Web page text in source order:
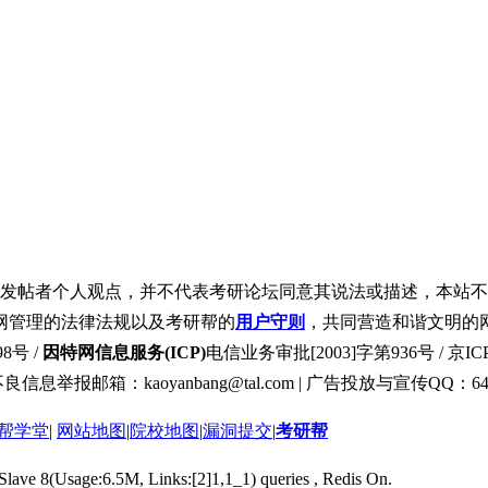
帖者个人观点，并不代表考研论坛同意其说法或描述，本站
管理的法律法规以及考研帮的用户守则 ，共同营造和谐文明的
号 / 因特网信息服务(ICP)电信业务审批[2003]字第936号 / 京
信息举报邮箱：kaoyanbang@tal.com | 广告投放与宣传QQ：
学堂| 网站地图|院校地图|漏洞提交|考研帮
8(Usage:6.5M, Links:[2]1,1_1) queries , Redis On.